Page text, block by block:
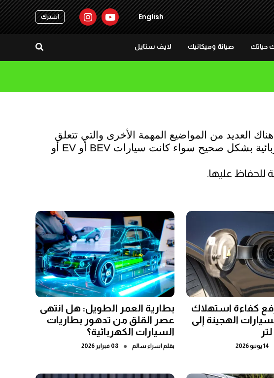
English اشترك
حياتك صيانة وميكانيك لايف ستايل
للحفاظ عليها.
كفاءة استهلاك
الهجينة إلى
14 يونيو 2026
بطارية العمر الطويل: هل انتهى
عصر القلق من تدهور بطاريات
السيارات الكهربائية؟
بقلم اسراء سالم ● 08 فبراير 2026